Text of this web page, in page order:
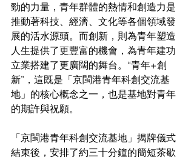
勁的力量，青年群體的熱情和創造力是
推動著科技、經濟、文化等各個領域發
展的活水源頭。而創新，則為青年塑造
人生提供了更豐富的機會，為青年建功
立業搭建了更廣闊的舞台。“青年+創
新”，這既是「京閩港青年科創交流基
地」的核心概念之一，也是基地對青年
的期許與祝願。
「京閩港青年科創交流基地」揭牌儀式
結束後，安排了約三十分鐘的簡短茶歇